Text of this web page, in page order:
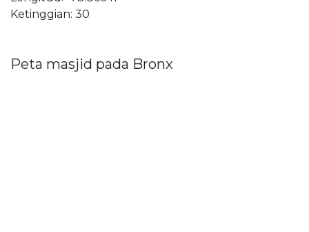
Ketinggian: 30
Peta masjid pada Bronx